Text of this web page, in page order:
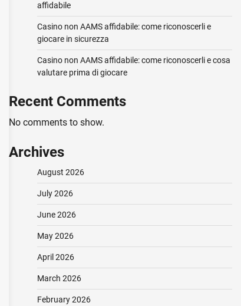
affidabile
Casino non AAMS affidabile: come riconoscerli e
giocare in sicurezza
Casino non AAMS affidabile: come riconoscerli e cosa
valutare prima di giocare
Recent Comments
No comments to show.
Archives
August 2026
July 2026
June 2026
May 2026
April 2026
March 2026
February 2026